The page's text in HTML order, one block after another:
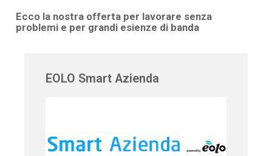
Ecco la nostra offerta per lavorare senza
problemi e per grandi esienze di banda
EOLO Smart Azienda